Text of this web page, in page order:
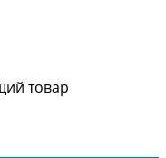
товар